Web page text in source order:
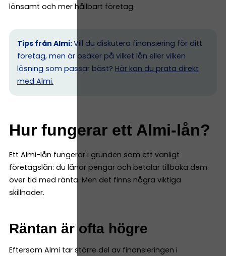
lönsamt och mer hållbart företag.
Tips från Almi:Vill du diskutera finansiering för ditt
företag, men är osäker på vilket lån eller vilken
lösning som passar bäst? Här kan du prata direkt
med Almi.
Hur fungerar ett Almi-lån?
Ett Almi-lån fungerar i grunden som ett vanligt
företagslån: du lånar pengar och betalar tillbaka dem
över tid med ränta. Men det finns några viktiga
skillnader.
Räntan är ofta högre
Eftersom Almi tar större del av finansieringen i